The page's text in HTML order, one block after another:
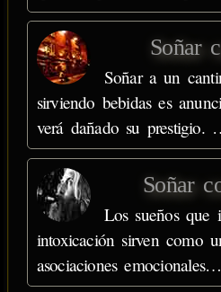
Soñar
Soñar a un
sirviendo bebidas es
verá dañado su prestigio.
Soñar
Los sueños que
intoxicación sirven como
asociaciones emocionales…